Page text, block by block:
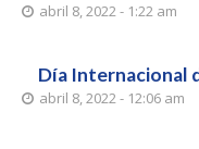
abril 8, 2022 - 1:22 am
Día Internacional
abril 8, 2022 - 12:06 am